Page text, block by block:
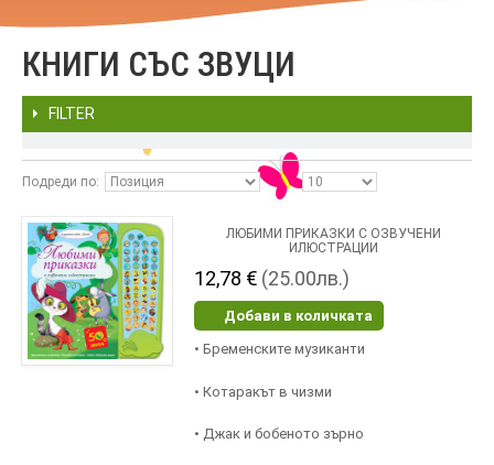
КНИГИ СЪС ЗВУЦИ
FILTER
Подреди по
ЛЮБИМИ ПРИКАЗКИ С ОЗВУЧЕНИ
ИЛЮСТРАЦИИ
12,78 € (25.00лв.)
Добави в количката
• Бременските музиканти
• Котаракът в чизми
• Джак и бобеното зърно